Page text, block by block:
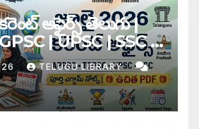
అఫైర్స్ తెలుగు |
| UPSC | SSC |
Notes
TELUGU LIBRARY